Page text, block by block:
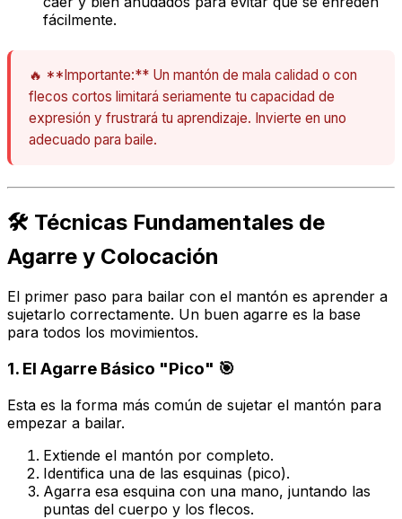
fácilmente.
🔥 **Importante:** Un mantón de mala calidad o con
flecos cortos limitará seriamente tu capacidad de
expresión y frustrará tu aprendizaje. Invierte en uno
adecuado para baile.
🛠️ Técnicas Fundamentales de
Agarre y Colocación
El primer paso para bailar con el mantón es aprender a
sujetarlo correctamente. Un buen agarre es la base
para todos los movimientos.
1. El Agarre Básico "Pico" 🎯
Esta es la forma más común de sujetar el mantón para
empezar a bailar.
Extiende el mantón por completo.
Identifica una de las esquinas (pico).
Agarra esa esquina con una mano, juntando las
puntas del cuerpo y los flecos.